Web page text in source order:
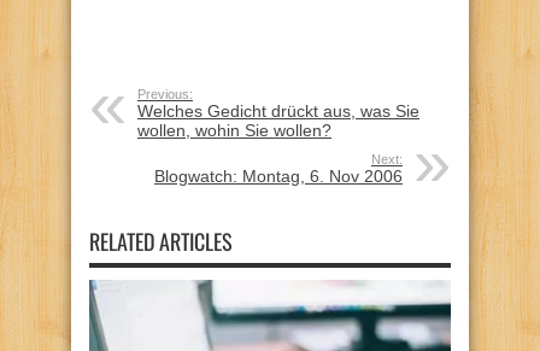
Previous:
Welches Gedicht drückt aus, was Sie
wollen, wohin Sie wollen?
Next:
Blogwatch: Montag, 6. Nov 2006
RELATED ARTICLES